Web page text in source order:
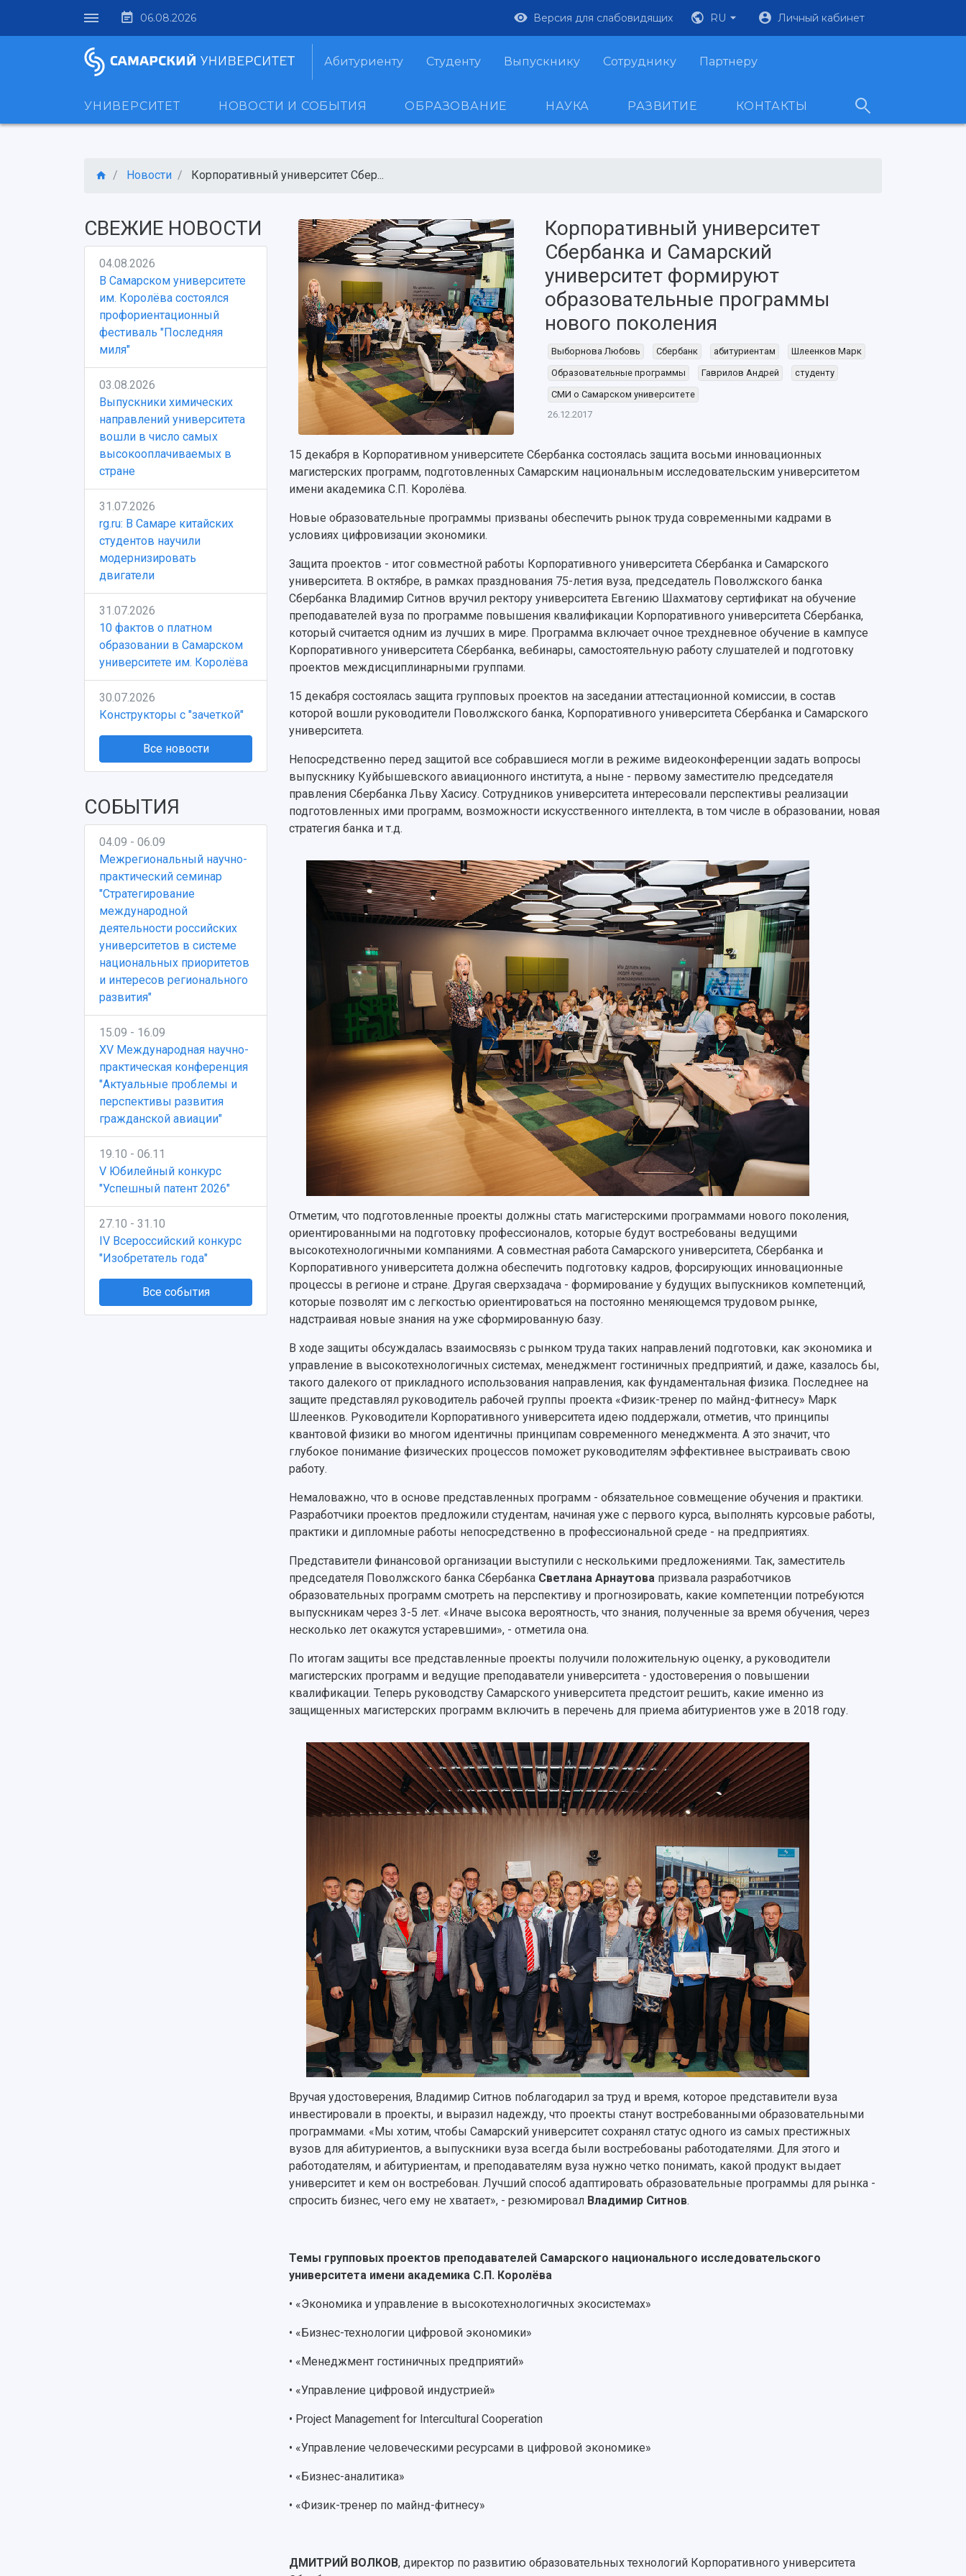
06.08.2026 Версия для слабовидящих RU Личный кабинет
Абитуриенту Студенту Выпускнику Сотруднику Партнеру
УНИВЕРСИТЕТ НОВОСТИ И СОБЫТИЯ ОБРАЗОВАНИЕ НАУКА РАЗВИТИЕ КОНТАКТЫ
Новости Корпоративный университет Сбер...
СВЕЖИЕ НОВОСТИ
04.08.2026
В Самарском университете
им. Королёва состоялся
профориентационный
фестиваль "Последняя
миля"
03.08.2026
Выпускники химических
направлений университета
вошли в число самых
высокооплачиваемых в
стране
31.07.2026
rg.ru: В Самаре китайских
студентов научили
модернизировать
двигатели
31.07.2026
10 фактов о платном
образовании в Самарском
университете им. Королёва
30.07.2026
Конструкторы с "зачеткой"
Все новости
СОБЫТИЯ
04.09 - 06.09
Межрегиональный научно-
практический семинар
"Стратегирование
международной
деятельности российских
университетов в системе
национальных приоритетов
и интересов регионального
развития"
15.09 - 16.09
XV Международная научно-
практическая конференция
"Актуальные проблемы и
перспективы развития
гражданской авиации"
19.10 - 06.11
V Юбилейный конкурс
"Успешный патент 2026"
27.10 - 31.10
IV Всероссийский конкурс
"Изобретатель года"
Все события
Корпоративный университет
Сбербанка и Самарский
университет формируют
образовательные программы
нового поколения
Выборнова Любовь Сбербанк абитуриентам
Шлеенков Марк
Образовательные программы
Гаврилов Андрей
студенту
СМИ о Самарском университете
26.12.2017
15 декабря в Корпоративном университете Сбербанка состоялась защита восьми инновационных
магистерских программ, подготовленных Самарским национальным исследовательским университетом
имени академика С.П. Королёва.
Новые образовательные программы призваны обеспечить рынок труда современными кадрами в
условиях цифровизации экономики.
Защита проектов - итог совместной работы Корпоративного университета Сбербанка и Самарского
университета. В октябре, в рамках празднования 75-летия вуза, председатель Поволжского банка
Сбербанка Владимир Ситнов вручил ректору университета Евгению Шахматову сертификат на обучение
преподавателей вуза по программе повышения квалификации Корпоративного университета Сбербанка,
который считается одним из лучших в мире. Программа включает очное трехдневное обучение в кампусе
Корпоративного университета Сбербанка, вебинары, самостоятельную работу слушателей и подготовку
проектов междисциплинарными группами.
15 декабря состоялась защита групповых проектов на заседании аттестационной комиссии, в состав
которой вошли руководители Поволжского банка, Корпоративного университета Сбербанка и Самарского
университета.
Непосредственно перед защитой все собравшиеся могли в режиме видеоконференции задать вопросы
выпускнику Куйбышевского авиационного института, а ныне - первому заместителю председателя
правления Сбербанка Льву Хасису. Сотрудников университета интересовали перспективы реализации
подготовленных ими программ, возможности искусственного интеллекта, в том числе в образовании, новая
стратегия банка и т.д.
Отметим, что подготовленные проекты должны стать магистерскими программами нового поколения,
ориентированными на подготовку профессионалов, которые будут востребованы ведущими
высокотехнологичными компаниями. А совместная работа Самарского университета, Сбербанка и
Корпоративного университета должна обеспечить подготовку кадров, форсирующих инновационные
процессы в регионе и стране. Другая сверхзадача - формирование у будущих выпускников компетенций,
которые позволят им с легкостью ориентироваться на постоянно меняющемся трудовом рынке,
надстраивая новые знания на уже сформированную базу.
В ходе защиты обсуждалась взаимосвязь с рынком труда таких направлений подготовки, как экономика и
управление в высокотехнологичных системах, менеджмент гостиничных предприятий, и даже, казалось бы,
такого далекого от прикладного использования направления, как фундаментальная физика. Последнее на
защите представлял руководитель рабочей группы проекта «Физик-тренер по майнд-фитнесу» Марк
Шлеенков. Руководители Корпоративного университета идею поддержали, отметив, что принципы
квантовой физики во многом идентичны принципам современного менеджмента. А это значит, что
глубокое понимание физических процессов поможет руководителям эффективнее выстраивать свою
работу.
Немаловажно, что в основе представленных программ - обязательное совмещение обучения и практики.
Разработчики проектов предложили студентам, начиная уже с первого курса, выполнять курсовые работы,
практики и дипломные работы непосредственно в профессиональной среде - на предприятиях.
Представители финансовой организации выступили с несколькими предложениями. Так, заместитель
председателя Поволжского банка Сбербанка Светлана Арнаутова призвала разработчиков
образовательных программ смотреть на перспективу и прогнозировать, какие компетенции потребуются
выпускникам через 3-5 лет. «Иначе высока вероятность, что знания, полученные за время обучения, через
несколько лет окажутся устаревшими», - отметила она.
По итогам защиты все представленные проекты получили положительную оценку, а руководители
магистерских программ и ведущие преподаватели университета - удостоверения о повышении
квалификации. Теперь руководству Самарского университета предстоит решить, какие именно из
защищенных магистерских программ включить в перечень для приема абитуриентов уже в 2018 году.
Вручая удостоверения, Владимир Ситнов поблагодарил за труд и время, которое представители вуза
инвестировали в проекты, и выразил надежду, что проекты станут востребованными образовательными
программами. «Мы хотим, чтобы Самарский университет сохранял статус одного из самых престижных
вузов для абитуриентов, а выпускники вуза всегда были востребованы работодателями. Для этого и
работодателям, и абитуриентам, и преподавателям вуза нужно четко понимать, какой продукт выдает
университет и кем он востребован. Лучший способ адаптировать образовательные программы для рынка -
спросить бизнес, чего ему не хватает», - резюмировал Владимир Ситнов.
Темы групповых проектов преподавателей Самарского национального исследовательского
университета имени академика С.П. Королёва
• «Экономика и управление в высокотехнологичных экосистемах»
• «Бизнес-технологии цифровой экономики»
• «Менеджмент гостиничных предприятий»
• «Управление цифровой индустрией»
• Project Management for Intercultural Cooperation
• «Управление человеческими ресурсами в цифровой экономике»
• «Бизнес-аналитика»
• «Физик-тренер по майнд-фитнесу»
ДМИТРИЙ ВОЛКОВ, директор по развитию образовательных технологий Корпоративного университета